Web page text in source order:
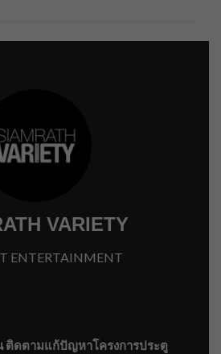
VARIETY
ENTERTAINMENT
ติดตามแก้ปัญหาโครงการประตู